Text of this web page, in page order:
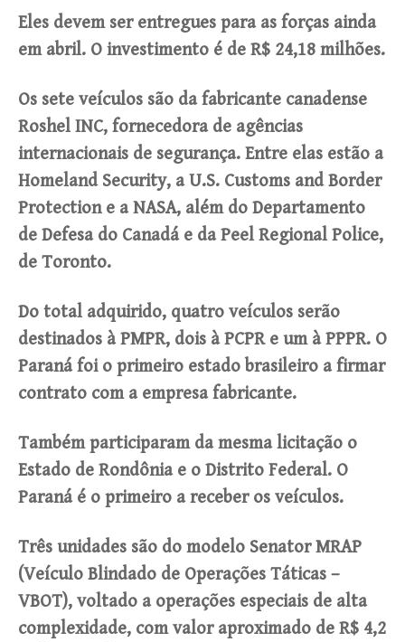
Eles devem ser entregues para as forças ainda
em abril. O investimento é de R$ 24,18 milhões.
Os sete veículos são da fabricante canadense
Roshel INC, fornecedora de agências
internacionais de segurança. Entre elas estão a
Homeland Security, a U.S. Customs and Border
Protection e a NASA, além do Departamento
de Defesa do Canadá e da Peel Regional Police,
de Toronto.
Do total adquirido, quatro veículos serão
destinados à PMPR, dois à PCPR e um à PPPR. O
Paraná foi o primeiro estado brasileiro a firmar
contrato com a empresa fabricante.
Também participaram da mesma licitação o
Estado de Rondônia e o Distrito Federal. O
Paraná é o primeiro a receber os veículos.
Três unidades são do modelo Senator MRAP
(Veículo Blindado de Operações Táticas –
VBOT), voltado a operações especiais de alta
complexidade, com valor aproximado de R$ 4,2